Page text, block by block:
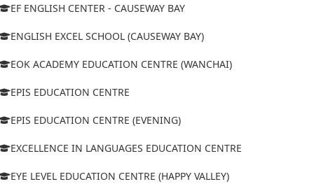
EF ENGLISH CENTER - CAUSEWAY BAY
ENGLISH EXCEL SCHOOL (CAUSEWAY BAY)
EOK ACADEMY EDUCATION CENTRE (WANCHAI)
EPIS EDUCATION CENTRE
EPIS EDUCATION CENTRE (EVENING)
EXCELLENCE IN LANGUAGES EDUCATION CENTRE
EYE LEVEL EDUCATION CENTRE (HAPPY VALLEY)